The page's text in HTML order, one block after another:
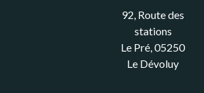
92, Route des
stations
Le Pré, 05250
Le Dévoluy